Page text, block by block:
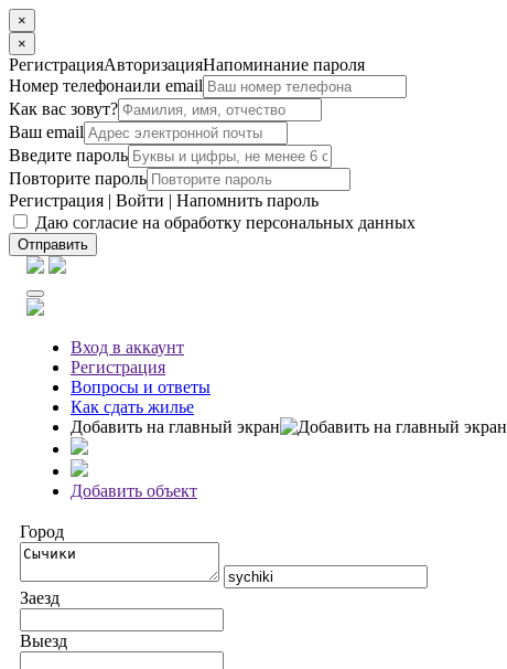
×
×
РегистрацияАвторизацияНапоминание пароля
Номер телефонаили email
Как вас зовут?
Ваш email
Введите пароль
Повторите пароль
Регистрация | Войти | Напомнить пароль
Даю согласие на обработку персональных данных
Отправить
Вход в аккаунт
Регистрация
Вопросы и ответы
Как сдать жилье
Добавить на главный экран
Добавить объект
Город
Заезд
Выезд